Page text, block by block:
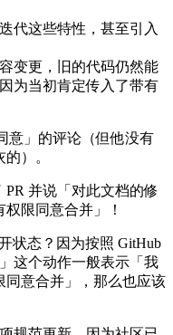
代这些特性，甚至引入
变更，旧的代码仍然能
为当初肯定传入了带有
意」的评论（但他没有
）。
PR 并说「对此文档的修
限同意合并」！
状态？因为按照 GitHub
这个动作一般表示「我
同意合并」，那么也应该